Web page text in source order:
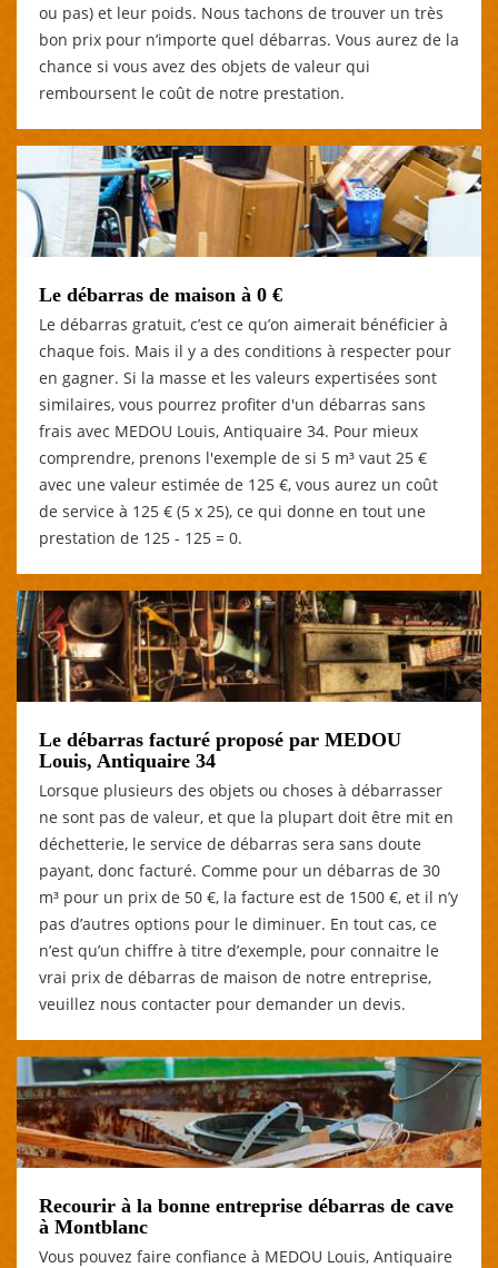
ou pas) et leur poids. Nous tachons de trouver un très
bon prix pour n’importe quel débarras. Vous aurez de la
chance si vous avez des objets de valeur qui
remboursent le coût de notre prestation.
Le débarras de maison à 0 €
Le débarras gratuit, c’est ce qu’on aimerait bénéficier à
chaque fois. Mais il y a des conditions à respecter pour
en gagner. Si la masse et les valeurs expertisées sont
similaires, vous pourrez profiter d'un débarras sans
frais avec MEDOU Louis, Antiquaire 34. Pour mieux
comprendre, prenons l'exemple de si 5 m³ vaut 25 €
avec une valeur estimée de 125 €, vous aurez un coût
de service à 125 € (5 x 25), ce qui donne en tout une
prestation de 125 - 125 = 0.
Le débarras facturé proposé par MEDOU
Louis, Antiquaire 34
Lorsque plusieurs des objets ou choses à débarrasser
ne sont pas de valeur, et que la plupart doit être mit en
déchetterie, le service de débarras sera sans doute
payant, donc facturé. Comme pour un débarras de 30
m³ pour un prix de 50 €, la facture est de 1500 €, et il n’y
pas d’autres options pour le diminuer. En tout cas, ce
n’est qu’un chiffre à titre d’exemple, pour connaitre le
vrai prix de débarras de maison de notre entreprise,
veuillez nous contacter pour demander un devis.
Recourir à la bonne entreprise débarras de cave
à Montblanc
Vous pouvez faire confiance à MEDOU Louis, Antiquaire